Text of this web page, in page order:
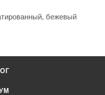
бежевый